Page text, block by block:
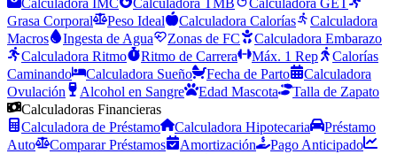
Calculadora IMC
Calculadora TMB
Calculadora GET
Grasa Corporal
Peso Ideal Calculadora Calorías
Calculadora
Macros
Ingesta de Agua Zonas de FC
Calculadora Embarazo
Calculadora Ritmo
Ritmo de Carrera Máx. 1 Rep
Calorías
Caminando
Calculadora Sueño Fecha de Parto
Calculadora
Ovulación
Alcohol en Sangre Edad Mascota
Talla de Zapato
Calculadoras Financieras
Calculadora de Préstamo
Calculadora Hipotecaria
Préstamo
Auto
Comparar Préstamos Amortización
Pago Anticipado